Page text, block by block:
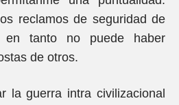
reclamos de seguridad de
tanto no puede haber
de otros.
la guerra intra civilizacional